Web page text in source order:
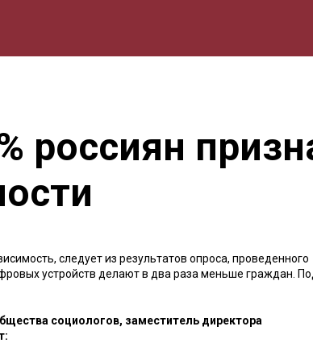
россиян
следует из результатов опроса, проведенного
устройств делают в два раза меньше граждан.
социологов, заместитель директора